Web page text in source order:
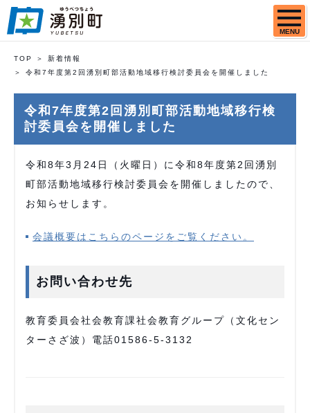
MENU
TOP
新着情報
令和7年度第2回湧別町部活動地域移行検討委員会を開催しました
令和7年度第2回湧別町部活動地域移行検
討委員会を開催しました
令和8年3月24日（火曜日）に令和8年度第2回湧別
町部活動地域移行検討委員会を開催しましたので、
お知らせします。
会議概要はこちらのページをご覧ください。
お問い合わせ先
教育委員会社会教育課社会教育グループ（文化セン
ターさざ波）電話01586-5-3132